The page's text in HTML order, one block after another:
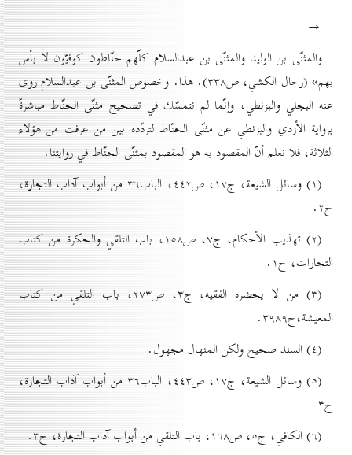
→
والمثنّى بن الوليد والمثنّى بن عبدالسلام كلّهم حنّاطون كوفيّون لا بأس
بهم» (رجال الکشي، ص۳۳۸). هذا. وخصوص المثنّى بن عبدالسلام روى
عنه البجلي والبزنطي، وإنّما لم نتمسّك في تصحيح مثنّى الحنّاط مباشرةً
برواية الأزدي والبزنطي عن مثنّى الحنّاط لتردّده بين من عرفت من هؤلاء
الثلاثة، فلا نعلم أنّ المقصود به هو المقصود بمثنّى الحنّاط في روايتنا.
(۱) وسائل الشيعة، ج۱۷، ص٤٤۲، الباب۳٦ من أبواب آداب التجارة،
ح۲.
(۲) تهذيب الأحکام، ج۷، ص۱٥۸، باب التلقي والحکرة من کتاب
التجارات، ح۱.
(۳) من لا يحضره الفقيه، ج۳، ص۲۷۳، باب التلقي من کتاب
المعيشة،‌ح۳۹۸۹.
(٤) السند صحيح ولكن المنهال مجهول.
(٥) وسائل الشيعة، ج۱۷، ص٤٤۳، الباب۳٦ من أبواب آداب التجارة،
ح۳
(٦) الکافي، ج٥، ص۱٦۸، باب التلقي من أبواب آداب التجارة، ح۳.